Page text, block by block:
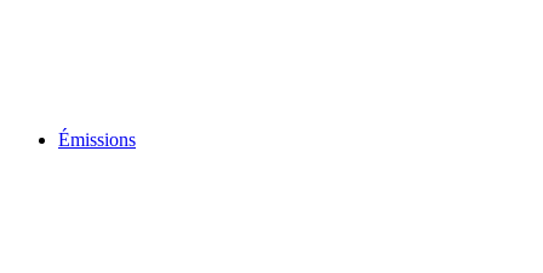
Émissions